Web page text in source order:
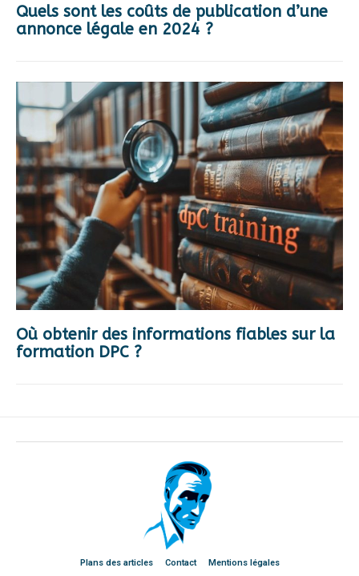
Quels sont les coûts de publication d’une
annonce légale en 2024 ?
Où obtenir des informations fiables sur la
formation DPC ?
Plans des articles Contact Mentions légales